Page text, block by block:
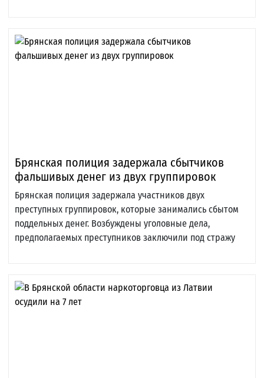
Брянская полиция задержала сбытчиков
фальшивых денег из двух группировок
Брянская полиция задержала участников двух
преступных группировок, которые занимались сбытом
поддельных денег. Возбуждены уголовные дела,
предполагаемых преступников заключили под стражу